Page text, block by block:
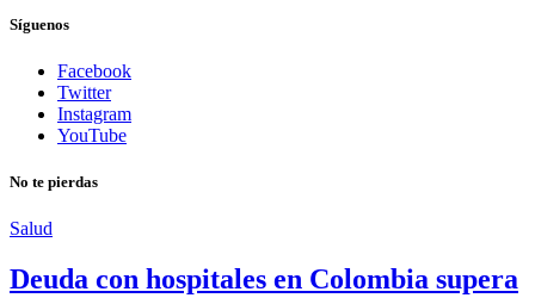
Síguenos
Facebook
Twitter
Instagram
YouTube
No te pierdas
Salud
Deuda con hospitales en Colombia supera